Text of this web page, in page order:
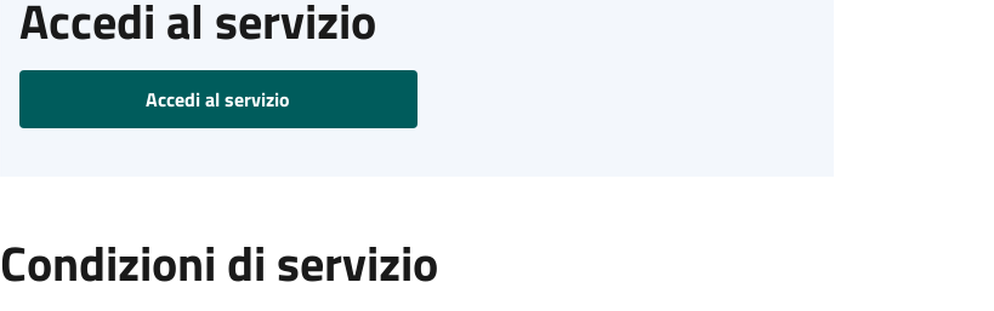
Accedi al servizio
Accedi al servizio
Condizioni di servizio